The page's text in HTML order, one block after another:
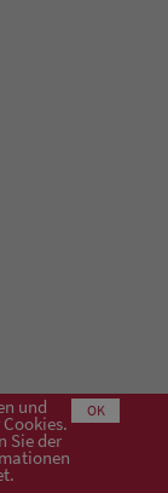
und
Sie der
OK